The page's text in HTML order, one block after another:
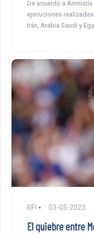
De acuerdo a
ejecuciones
Irán, Arabia Saudí y
RFI 03-05-2023
El quiebre entre